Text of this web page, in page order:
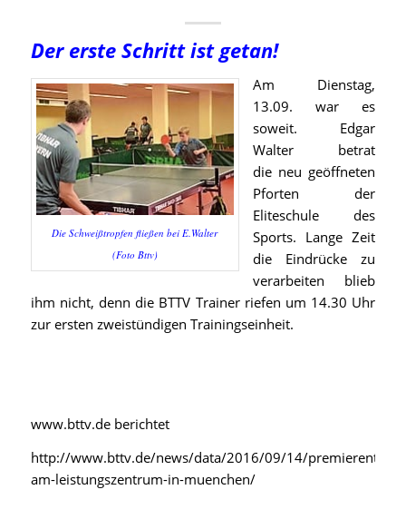
Der erste Schritt ist getan!
Die Schweißtropfen fließen bei E.Walter
(Foto Bttv)
Am Dienstag,
13.09. war es
soweit. Edgar
Walter betrat
die neu geöffneten
Pforten der
Eliteschule des
Sports. Lange Zeit
die Eindrücke zu
verarbeiten blieb
ihm nicht, denn die BTTV Trainer riefen um 14.30 Uhr
zur ersten zweistündigen Trainingseinheit.
www.bttv.de berichtet
http://www.bttv.de/news/data/2016/09/14/
am-leistungszentrum-in-muenchen/